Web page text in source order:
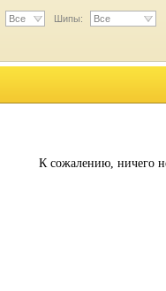
Все Шипы: Все
К сожалению, ничего